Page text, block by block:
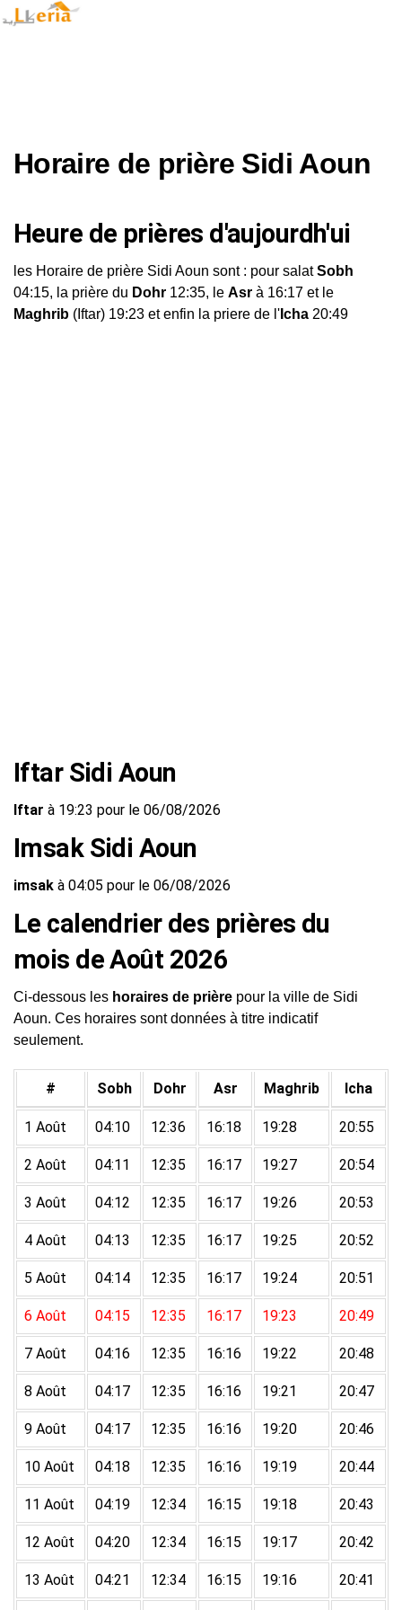
Horaire de prière Sidi Aoun
Heure de prières d'aujourdh'ui
les Horaire de prière Sidi Aoun sont : pour salatSobh
04:15, la prière du Dohr 12:35, le Asr à 16:17 et le
Maghrib (Iftar) 19:23 et enfin la priere de l' Icha 20:49
Iftar Sidi Aoun
Iftar à 19:23 pour le 06/08/2026
Imsak Sidi Aoun
imsak à 04:05 pour le 06/08/2026
Le calendrier des prières du
mois de Août 2026
Ci-dessous les horaires de prière pour la ville de Sidi
Aoun. Ces horaires sont données à titre indicatif
seulement.
# Sobh Dohr Asr Maghrib Icha
1 Août 04:10 12:36 16:18 19:28 20:55
2 Août 04:11 12:35 16:17 19:27 20:54
3 Août 04:12 12:35 16:17 19:26 20:53
4 Août 04:13 12:35 16:17 19:25 20:52
5 Août 04:14 12:35 16:17 19:24 20:51
6 Août 04:15 12:35 16:17 19:23 20:49
7 Août 04:16 12:35 16:16 19:22 20:48
8 Août 04:17 12:35 16:16 19:21 20:47
9 Août 04:17 12:35 16:16 19:20 20:46
10 Août 04:18 12:35 16:16 19:19 20:44
11 Août 04:19 12:34 16:15 19:18 20:43
12 Août 04:20 12:34 16:15 19:17 20:42
13 Août 04:21 12:34 16:15 19:16 20:41